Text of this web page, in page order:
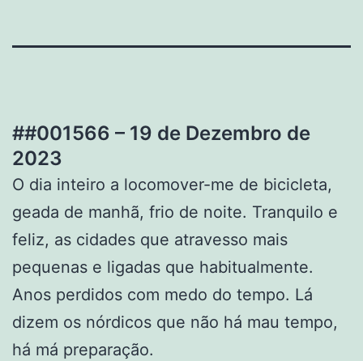
##001566 – 19 de Dezembro de
2023
O dia inteiro a locomover-me de bicicleta,
geada de manhã, frio de noite. Tranquilo e
feliz, as cidades que atravesso mais
pequenas e ligadas que habitualmente.
Anos perdidos com medo do tempo. Lá
dizem os nórdicos que não há mau tempo,
há má preparação.